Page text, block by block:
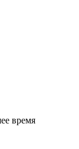
время